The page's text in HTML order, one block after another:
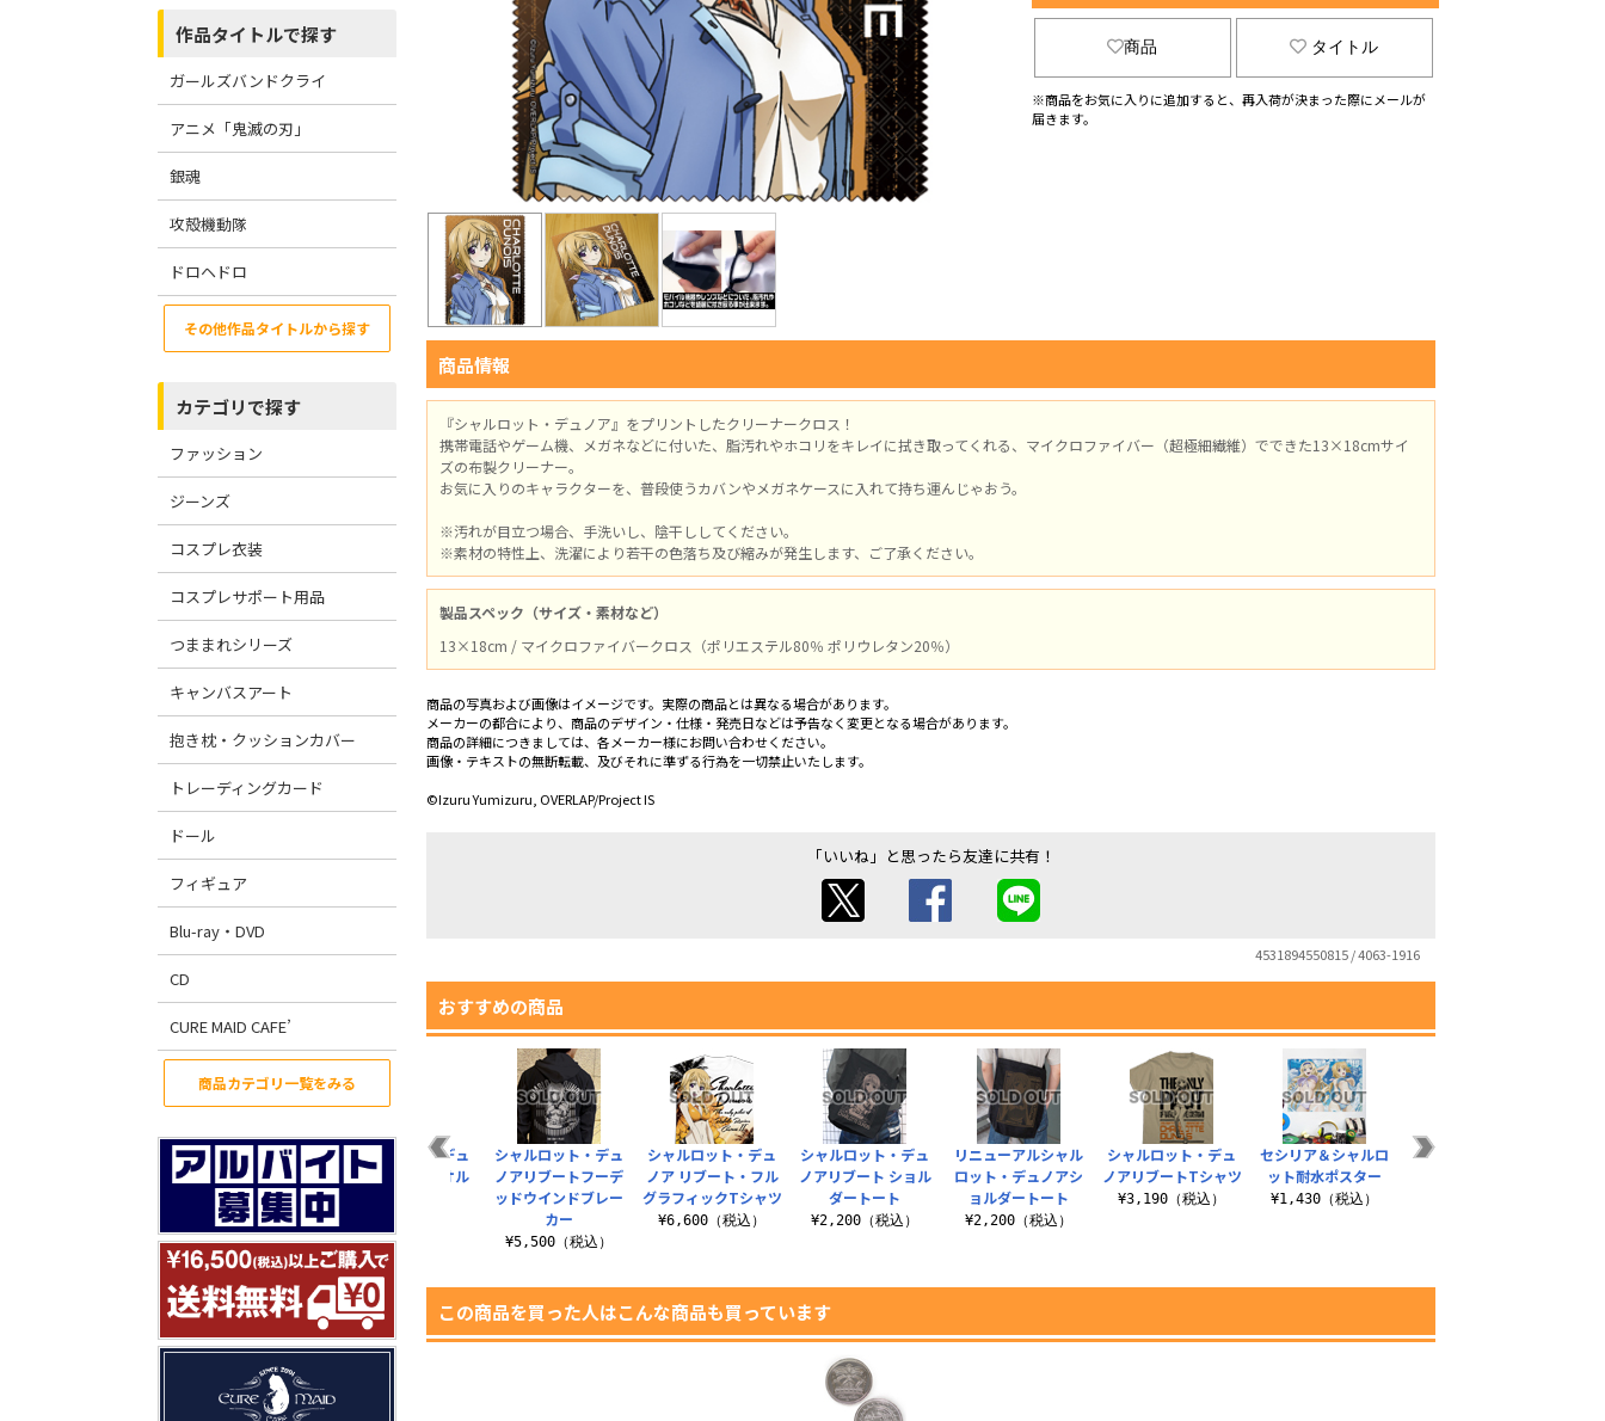
作品タイトルで探す
ガールズバンドクライ
アニメ「鬼滅の刃」
銀魂
攻殻機動隊
ドロヘドロ
その他作品タイトルから探す
カテゴリで探す
ファッション
ジーンズ
コスプレ衣装
コスプレサポート用品
つままれシリーズ
キャンバスアート
抱き枕・クッションカバー
トレーディングカード
ドール
フィギュア
Blu-ray・DVD
CD
CURE MAID CAFE’
商品カテゴリ一覧をみる
商品 タイトル
※商品をお気に入りに追加すると、再入荷が決まった際にメールが
届きます。
商品情報
『シャルロット・デュノア』をプリントしたクリーナークロス！
携帯電話やゲーム機、メガネなどに付いた、脂汚れやホコリをキレイに拭き取ってくれる、マイクロファイバー（超極細繊維）でできた13×18cmサイ
ズの布製クリーナー。
お気に入りのキャラクターを、普段使うカバンやメガネケースに入れて持ち運んじゃおう。
※汚れが目立つ場合、手洗いし、陰干ししてください。
※素材の特性上、洗濯により若干の色落ち及び縮みが発生します、ご了承ください。
製品スペック（サイズ・素材など）
13×18cm / マイクロファイバークロス（ポリエステル80％ ポリウレタン20％）
商品の写真および画像はイメージです。実際の商品とは異なる場合があります。
メーカーの都合により、商品のデザイン・仕様・発売日などは予告なく変更となる場合があります。
商品の詳細につきましては、各メーカー様にお問い合わせください。
画像・テキストの無断転載、及びそれに準ずる行為を一切禁止いたします。
©Izuru Yumizuru, OVERLAP/Project IS
「いいね」と思ったら友達に共有！
4531894550815 / 4063-1916
おすすめの商品
シャルロット・デュ
ノアリブート ショル
ダートート
¥2,200（税込）
リニューアルシャル
ロット・デュノアシ
ョルダートート
¥2,200（税込）
シャルロット・デュ
ノアリブートTシャツ
¥3,190（税込）
セシリア＆シャルロ
ット耐水ポスター
¥1,430（税込）
シャルロット・デュ
シャルロット・デュ
ノアビッグタオル
¥5,280（税込）
シャルロット・デュ
ノアスポーツタオル
シャルロット・デュ
ノアリブートフーデ
ッドウインドブレー
カー
¥5,500（税込）
シャルロット・デュ
ノア リブート・フル
グラフィックTシャツ
¥6,600（税込）
この商品を買った人はこんな商品も買っています